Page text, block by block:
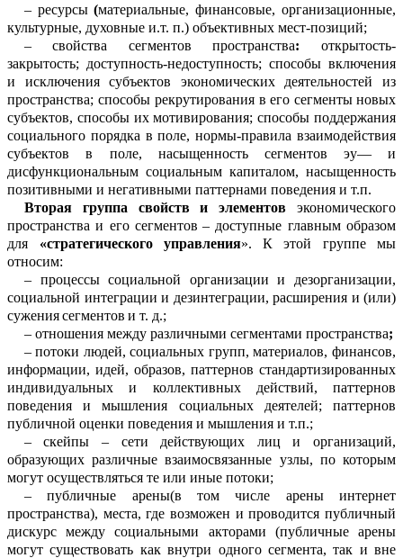
– ресурсы(материальные, финансовые, организационные,
культурные, духовные и.т. п.) объективных мест-позиций;
–
свойства сегментов пространства: открытость-
закрытость; доступность-недоступность; способы включения
и исключения субъектов экономических деятельностей из
пространства; способы рекрутированияв его сегменты новых
субъектов, способы их мотивирования; способы поддержания
социального порядка в поле, нормы-правила взаимодействия
субъектов в поле, насыщенность сегментов эу—и
дисфункциональным социальным капиталом, насыщенность
позитивными и негативными паттернами поведения и т.п.
Вторая группа свойств и элементов экономического
пространства и его сегментов – доступные главным образом
для «стратегического управления».
К этой группе мы
относим:
– процессы социальной организации и дезорганизации,
социальной интеграции и дезинтеграции, расширения и (или)
сужениясегментов и т. д.;
– отношения между различными сегментами пространства;
– потоки людей, социальных групп, материалов, финансов,
информации, идей, образов, паттернов стандартизированных
индивидуальных и коллективных действий, паттернов
поведения и мышления социальных деятелей; паттернов
публичной оценки поведения и мышления и т.п.;
–
скейпы – сети действующих лиц и организаций,
образующих различные взаимосвязанные узлы, по которым
могут осуществляться те или иные потоки;
–
публичные арены(в том числе арены интернет
пространства), места, где возможен и проводится публичный
дискурс между социальными акторами (публичные арены
могут существовать как внутри одного сегмента, так и вне